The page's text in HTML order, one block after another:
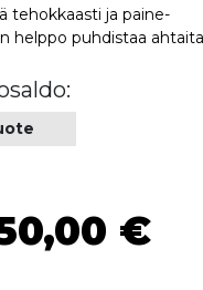
tehokkaasti ja paine-
helppo puhdistaa
€